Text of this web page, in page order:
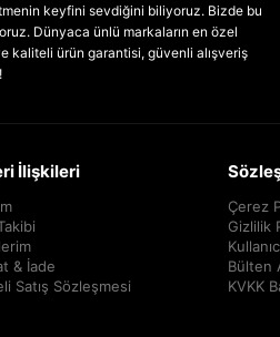
keyfini sevdiğini biliyoruz. Bizde bu
Dünyaca ünlü markaların en özel
kaliteli ürün garantisi, güvenli alışveriş
İlişkileri
& İade
Satış Sözleşmesi
Çerez
Gizlilik
Bülten
KVKK